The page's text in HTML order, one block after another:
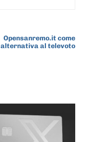
Opensanremo.it come
alternativa al televoto